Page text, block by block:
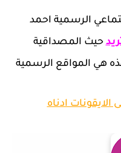
الرسمية احمد
حيث المصداقية
هي المواقع الرسمية
ادناه